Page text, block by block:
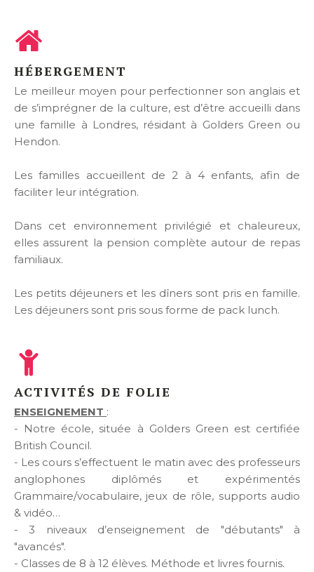
HÉBERGEMENT
Le meilleur moyen pour perfectionner son anglais et
de s’imprégner de la culture, est d’être accueilli dans
une famille à Londres, résidant à Golders Green ou
Hendon.
Les familles accueillent de 2 à 4 enfants, afin de
faciliter leur intégration.
Dans cet environnement privilégié et chaleureux,
elles assurent la pension complète autour de repas
familiaux.
Les petits déjeuners et les dîners sont pris en famille.
Les déjeuners sont pris sous forme de pack lunch.
ACTIVITÉS DE FOLIE
ENSEIGNEMENT :
- Notre école, située à Golders Green est certifiée
British Council.
- Les cours s’effectuent le matin avec des professeurs
anglophones diplômés et expérimentés
Grammaire/vocabulaire, jeux de rôle, supports audio
& vidéo…
- 3 niveaux d’enseignement de "débutants" à
"avancés".
- Classes de 8 à 12 élèves. Méthode et livres fournis.